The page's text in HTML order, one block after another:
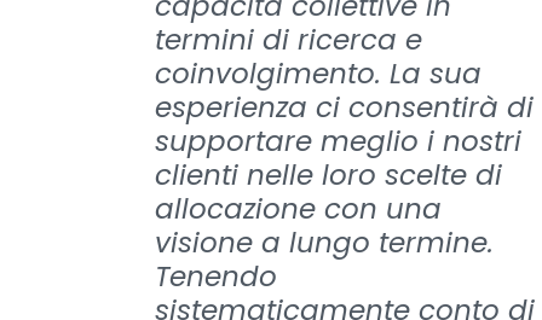
termini di ricerca e
coinvolgimento. La sua
esperienza ci consentirà di
supportare meglio i nostri
clienti nelle loro scelte di
allocazione con una
visione a lungo termine.
Tenendo
sistematicamente conto di